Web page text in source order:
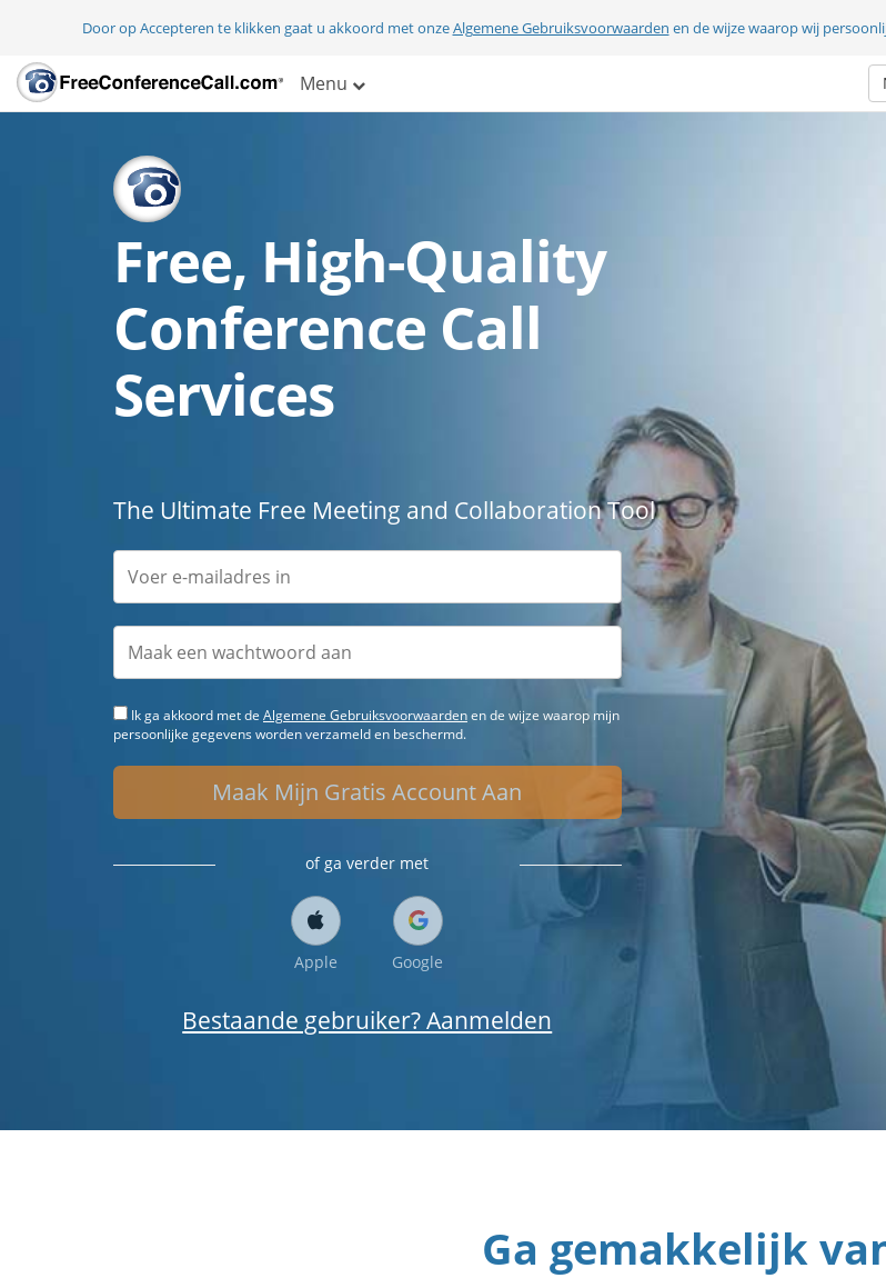
Door op Accepteren te klikken gaat u akkoord met onzeAlgemene Gebruiksvoorwaarden en de wijze waarop wij
Menu
Free, High-Quality
Conference Call
Services
The Ultimate Free Meeting and Collaboration Tool
Ik ga akkoord met de Algemene Gebruiksvoorwaardenen de wijze waarop mijn
persoonlijke gegevens worden verzameld en beschermd.
Maak Mijn Gratis Account Aan
of ga verder met
Apple Google
Bestaande gebruiker? Aanmelden
Ga gemakkelijk